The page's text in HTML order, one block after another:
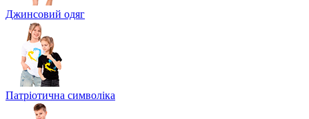
Джинсовий одяг
Патріотична символіка